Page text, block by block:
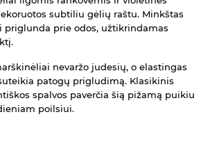
subtiliu gėlių raštu. Minkštas
priglunda prie odos, užtikrindamas
nevaržo judesių, o elastingas
patogų prigludimą. Klasikinis
spalvos paverčia šią pižamą puikiu
poilsiui.